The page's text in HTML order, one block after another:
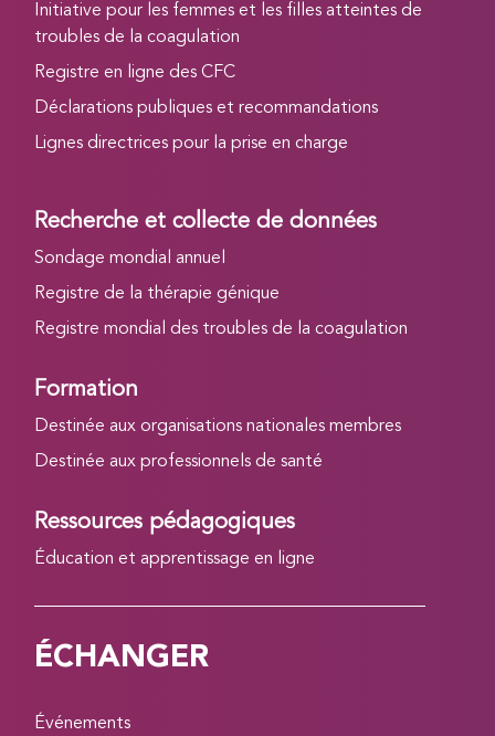
Initiative pour les femmes et les filles atteintes de
troubles de la coagulation
Registre en ligne des CFC
Déclarations publiques et recommandations
Lignes directrices pour la prise en charge
Recherche et collecte de données
Sondage mondial annuel
Registre de la thérapie génique
Registre mondial des troubles de la coagulation
Formation
Destinée aux organisations nationales membres
Destinée aux professionnels de santé
Ressources pédagogiques
Éducation et apprentissage en ligne
ÉCHANGER
Événements